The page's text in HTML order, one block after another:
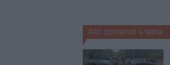
Altri contenuti a tema